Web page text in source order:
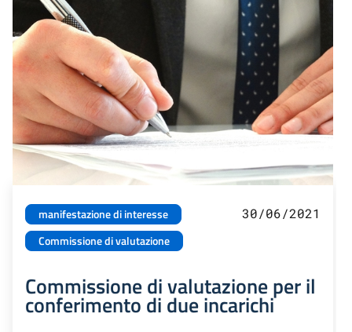
manifestazione di interesse
Commissione di valutazione
30/06/2021
Commissione di valutazione per il
conferimento di due incarichi